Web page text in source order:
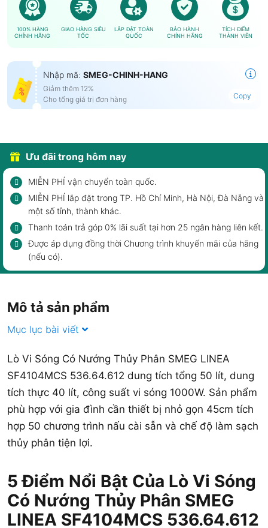
100% HÀNG
CHÍNH HÃNG
GIAO HÀNG SIÊU
TỐC
LẮP ĐẶT TOÀN
QUỐC
BẢO HÀNH
CHÍNH HÃNG
TÍCH ĐIỂM
THÀNH VIÊN
Nhập mã: SMEG-CHINH-HANG
Giảm thêm 12%
Cho tổng giá trị đơn hàng
Copy
Ưu đãi trong hôm nay
MIỄN PHÍ vận chuyển toàn quốc.
MIỄN PHÍ lắp đặt trong TP. Hồ Chí Minh, Hà Nội, Đà Nẵng và
một số tỉnh, thành khác.
Thanh toán trả góp 0% lãi suất tại hơn 25 ngân hàng liên kết.
Được áp dụng đồng thời Chương trình khuyến mãi của hãng
(nếu có).
Mô tả sản phẩm
Mục lục bài viết
Lò Vi Sóng Có Nướng Thủy Phân SMEG LINEA
SF4104MCS 536.64.612 dung tích tổng 50 lít, dung
tích thực 40 lít, công suất vi sóng 1000W. Sản phẩm
phù hợp với gia đình cần thiết bị nhỏ gọn 45cm tích
hợp 50 chương trình nấu cài sẵn và chế độ làm sạch
thủy phân tiện lợi.
5 Điểm Nổi Bật Của Lò Vi Sóng
Có Nướng Thủy Phân SMEG
LINEA SF4104MCS 536.64.612